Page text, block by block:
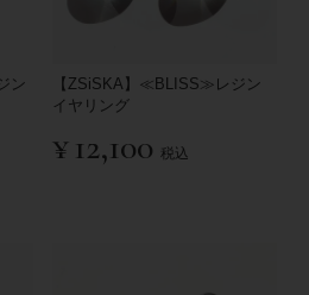
ン
【ZSiSKA】≪BLISS≫レジン
イヤリング
¥ 12,100 税込